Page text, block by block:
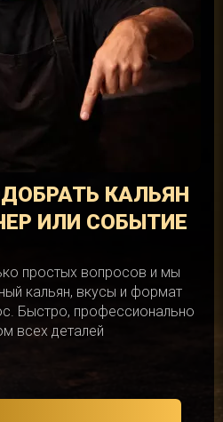
КАЛЬЯН
ИЛИ СОБЫТИЕ
простых вопросов и мы
кальян, вкусы и формат
Быстро, профессионально
всех деталей